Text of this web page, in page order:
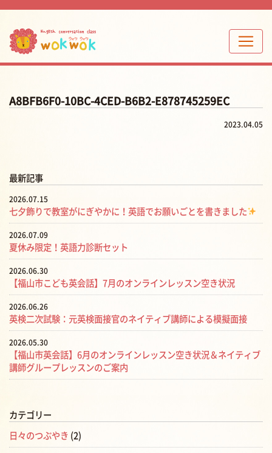
A8BFB6F0-10BC-4CED-B6B2-E878745259EC
2023.04.05
最新記事
2026.07.15
七夕飾りで教室がにぎやかに！英語でお願いごとを書きました
2026.07.09
夏休み限定！英語力診断セット
2026.06.30
【福山市こども英会話】7月のオンラインレッスン空き状況
2026.06.26
英検二次試験：元英検面接官のネイティブ講師による模擬面接
2026.05.30
【福山市英会話】6月のオンラインレッスン空き状況＆ネイティブ
講師グループレッスンのご案内
カテゴリー
日々のつぶやき (2)